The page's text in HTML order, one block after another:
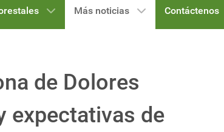
Más noticias Contáctenos
de Dolores
expectativas de